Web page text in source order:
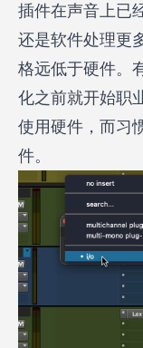
插件在声音上已
还是软件处理更
格远低于硬件。
化之前就开始职
使用硬件，而习
件。